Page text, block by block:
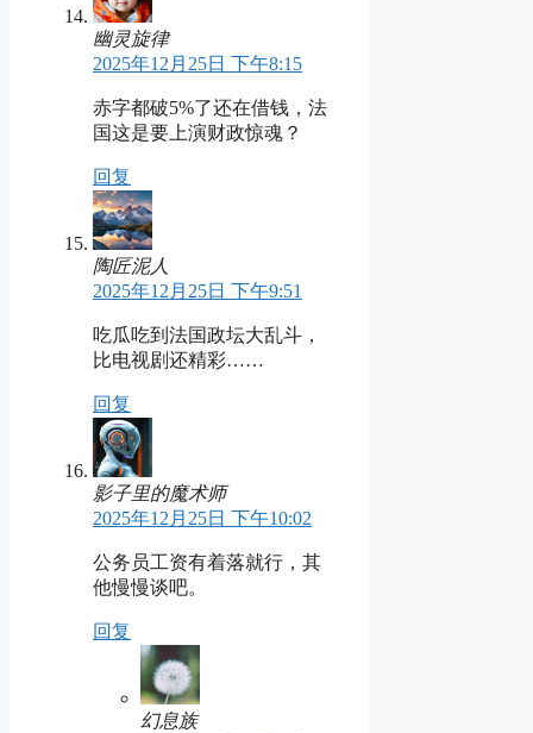
幽灵旋律
2025年12月25日 下午8:15
赤字都破5%了还在借钱，法
国这是要上演财政惊魂？
回复
陶匠泥人
2025年12月25日 下午9:51
吃瓜吃到法国政坛大乱斗，
比电视剧还精彩……
回复
影子里的魔术师
2025年12月25日 下午10:02
公务员工资有着落就行，其
他慢慢谈吧。
回复
幻息族